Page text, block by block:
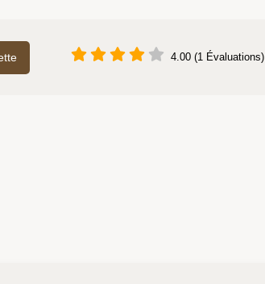
4.00 (1 Évaluations)